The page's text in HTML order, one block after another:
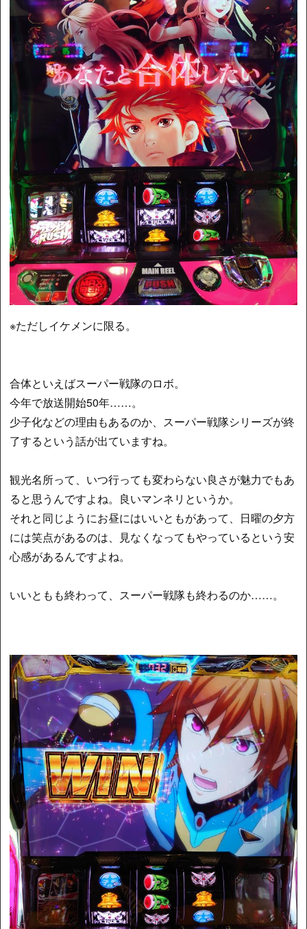
※ただしイケメンに限る。
合体といえばスーパー戦隊のロボ。
今年で放送開始50年……。
少子化などの理由もあるのか、スーパー戦隊シリーズが終
了するという話が出ていますね。
観光名所って、いつ行っても変わらない良さが魅力でもあ
ると思うんですよね。良いマンネリというか。
それと同じようにお昼にはいいともがあって、日曜の夕方
には笑点があるのは、見なくなってもやっているという安
心感があるんですよね。
いいともも終わって、スーパー戦隊も終わるのか……。